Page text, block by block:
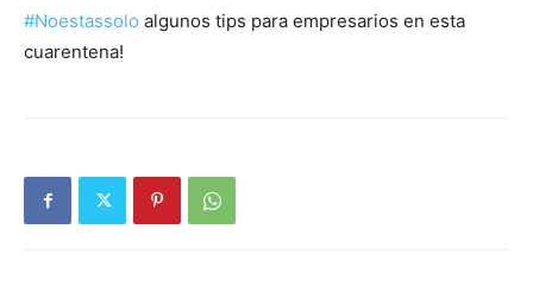
#Noestassolo algunos tips para empresarios en esta
cuarentena!